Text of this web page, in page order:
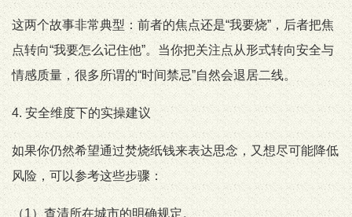
这两个故事非常典型：前者的焦点还是“我要烧”，后者把焦
点转向“我要怎么记住他”。当你把关注点从形式转向安全与
情感质量，很多所谓的“时间禁忌”自然会退居二线。
4. 安全维度下的实操建议
如果你仍然希望通过焚烧纸钱来表达思念，又想尽可能降低
风险，可以参考这些步骤：
（1）查清所在城市的明确规定。